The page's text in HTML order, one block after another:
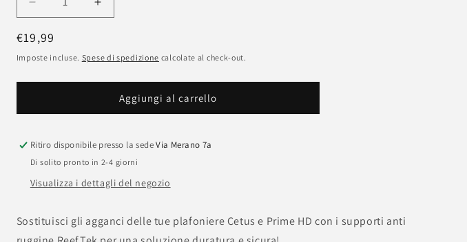
Diminuisci
quantità
per
Supporti
ruggine
Cetus
e
Prime
HD
Aumenta
quantità
Supporti
anti
ruggine
bracci
Cetus
e
Prime
HD
Prezzo
di
€19,99
Imposte incluse. Spese di spedizione calcolate al check-out.
Aggiungi al carrello
Ritiro disponibile presso la sedeVia Merano 7a
Di solito pronto in 2-4 giorni
Visualizza i dettagli del negozio
Sostituisci gli agganci delle tue plafoniere Cetus e Prime HD con i supporti anti